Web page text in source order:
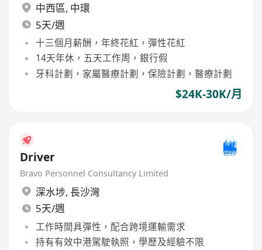
中西區, 中環
5天/週
十三個月薪酬，年終花紅，彈性花紅
14天年休，五天工作周，銀行假
牙科計劃，家屬醫療計劃，保險計劃，醫療計劃
$24K-30K/月
Driver
Bravo Personnel Consultancy Limited
深水埗, 長沙灣
5天/週
工作時間具彈性，配合跨境運輸需求
持有有效中港駕駛執照，學歷及經驗不限